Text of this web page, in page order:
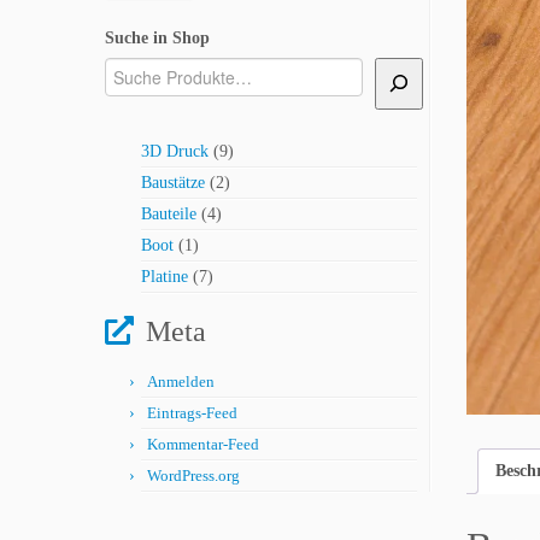
Suche in Shop
3D Druck 99
Produkte
Baustätze 22
Bauteile 44
Boot 11
Produkt
Platine 77
Meta
Anmelden
Eintrags-Feed
Kommentar-Feed
WordPress.org